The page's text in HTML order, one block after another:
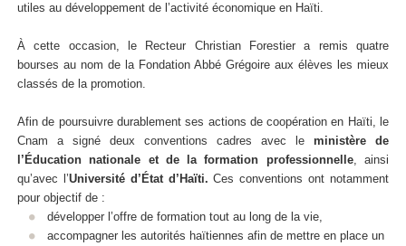
utiles au développement de l’activité économique en Haïti.
À cette occasion, le Recteur Christian Forestier a remis quatre
bourses au nom de la Fondation Abbé Grégoire aux élèves les mieux
classés de la promotion.
Afin de poursuivre durablement ses actions de coopération en Haïti, le
Cnam a signé deux conventions cadres avec le ministère de
l’Éducation nationale et de la formation professionnelle, ainsi
qu’avec l’Université d’État d’Haïti. Ces conventions ont notamment
pour objectif de :
développer l’offre de formation tout au long de la vie,
accompagner les autorités haïtiennes afin de mettre en place un